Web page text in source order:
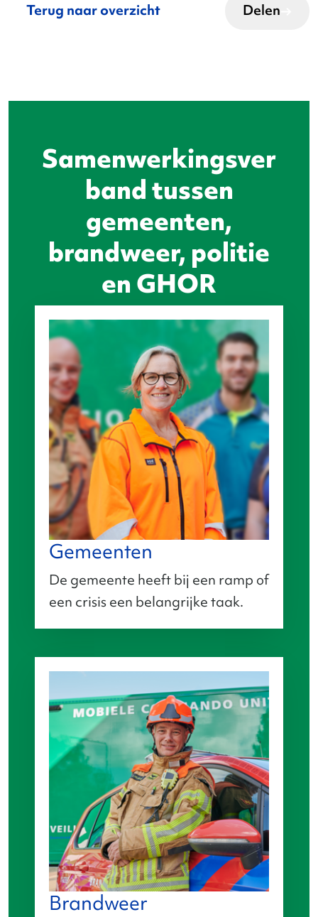
Terug naar overzicht Delen
Samenwerkingsver
band tussen
gemeenten,
brandweer, politie
en GHOR
Gemeenten
De gemeente heeft bij een ramp of
een crisis een belangrijke taak.
Brandweer